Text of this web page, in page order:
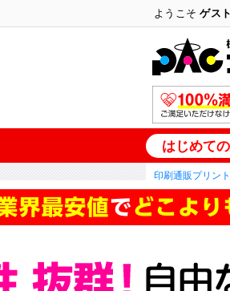
ようこそゲスト
はじめて
印刷通販プリン